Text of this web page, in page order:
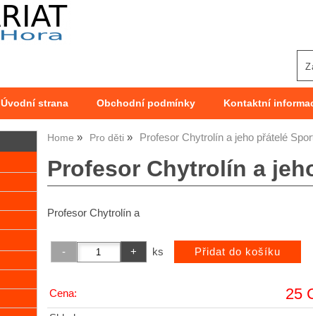
Úvodní strana Obchodní podmínky Kontaktní
Home Pro děti Profesor Chytrolín a jeho přátelé
Profesor Chytrolín a
Profesor Chytrolín a
ks
Cena: 25